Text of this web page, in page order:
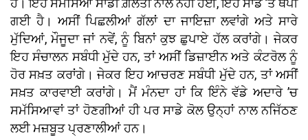
ਹੈ। ਇਹ ਸਮੱਸਿਆ ਸਾਡੀ ਗ਼ਲਤੀ ਨਾਲ ਨਹੀਂ ਹੋਈ, ਇਹ ਸਾਡੇ ’ਤੇ ਥੋਪੀ
ਗਈ ਹੈ। ਅਸੀਂ ਪਿਛਲੀਆਂ ਗੱਲਾਂ ਦਾ ਜਾਇਜ਼ਾ ਲਵਾਂਗੇ ਅਤੇ ਸਾਰੇ
ਮੁੱਦਿਆਂ, ਮੌਜੂਦਾ ਜਾਂ ਨਵੇਂ, ਨੂੰ ਬਿਨਾਂ ਕੁਝ ਛੁਪਾਏ ਹੱਲ ਕਰਾਂਗੇ। ਜੇਕਰ
ਇਹ ਸੰਚਾਲਨ ਸਬੰਧੀ ਮੁੱਦੇ ਹਨ, ਤਾਂ ਅਸੀਂ ਡਿਜ਼ਾਈਨ ਅਤੇ ਕੰਟਰੋਲ ਨੂੰ
ਹੋਰ ਸਖ਼ਤ ਕਰਾਂਗੇ। ਜੇਕਰ ਇਹ ਆਚਰਣ ਸਬੰਧੀ ਮੁੱਦੇ ਹਨ, ਤਾਂ ਅਸੀਂ
ਸਖ਼ਤ ਕਾਰਵਾਈ ਕਰਾਂਗੇ। ਮੈਂ ਮੰਨਦਾ ਹਾਂ ਕਿ ਇੰਨੇ ਵੱਡੇ ਅਦਾਰੇ ’ਚ
ਸਮੱਸਿਆਵਾਂ ਤਾਂ ਹੋਣਗੀਆਂ ਹੀ ਪਰ ਸਾਡੇ ਕੋਲ ਉਨ੍ਹਾਂ ਨਾਲ ਨਜਿੱਠਣ
ਲਈ ਮਜ਼ਬੂਤ ਪ੍ਰਣਾਲੀਆਂ ਹਨ।